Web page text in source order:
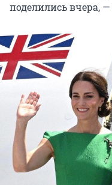
поделились вчера,